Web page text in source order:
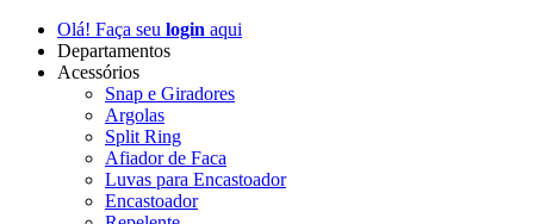
Olá! Faça seu login aqui
Departamentos
Acessórios
Snap e Giradores
Argolas
Split Ring
Afiador de Faca
Luvas para Encastoador
Encastoador